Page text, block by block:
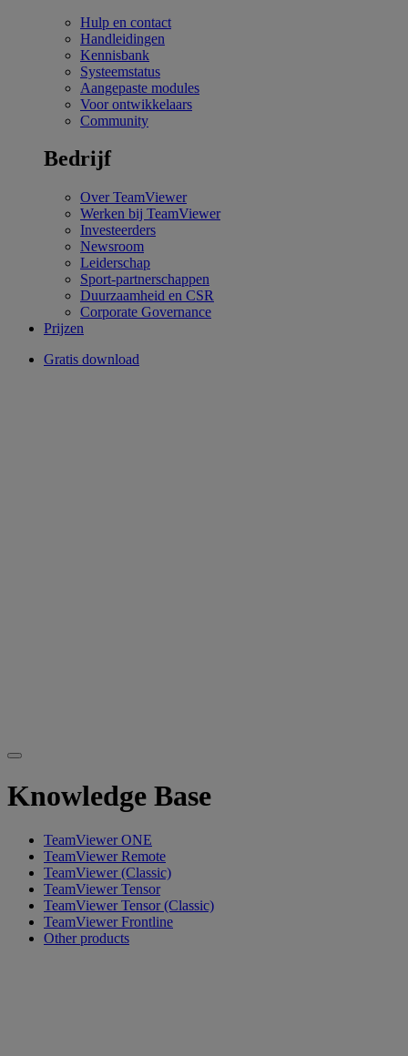
Hulp en contact
Handleidingen
Kennisbank
Systeemstatus
Aangepaste modules
Voor ontwikkelaars
Community
Bedrijf
Over TeamViewer
Werken bij TeamViewer
Investeerders
Newsroom
Leiderschap
Sport-partnerschappen
Duurzaamheid en CSR
Corporate Governance
Prijzen
Gratis download
Knowledge Base
TeamViewer ONE
TeamViewer Remote
TeamViewer (Classic)
TeamViewer Tensor
TeamViewer Tensor (Classic)
TeamViewer Frontline
Other products